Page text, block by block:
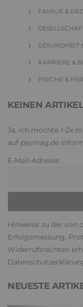
FAMILIE &
GESUNDHEIT
KARRIERE &
PSYCHE &
KEINEN
Ja, ich möchte 1-2x
auf psymag.de
E-Mail-Adresse
Hinweise zu der
Erfolgsmessung,
Widerrufsrechten
NEUESTE